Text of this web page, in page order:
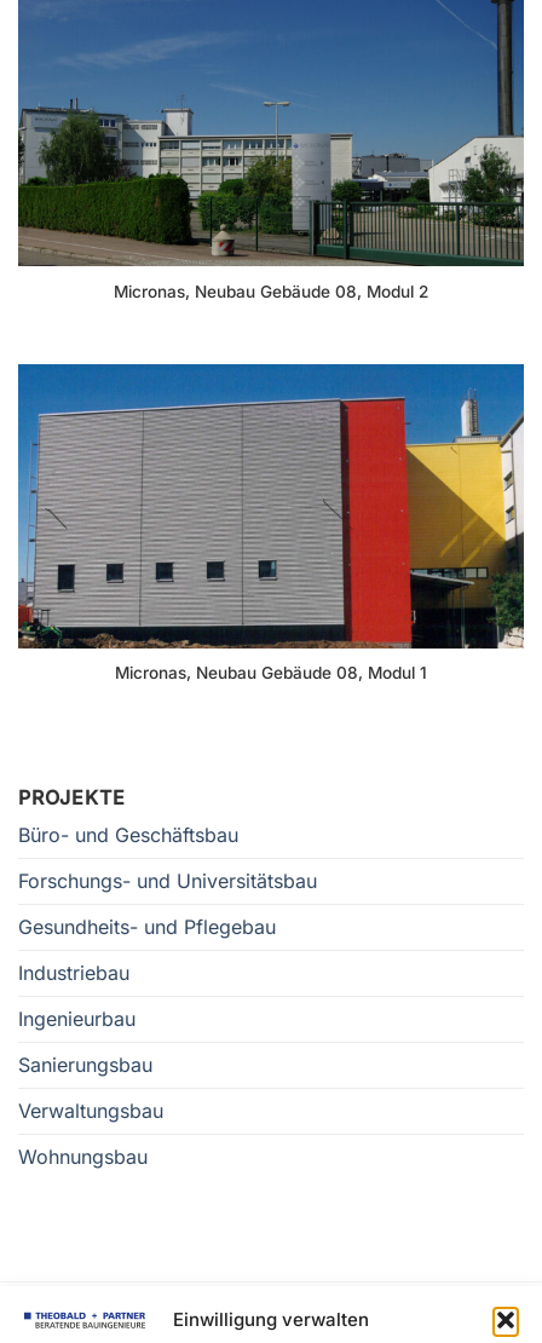
Einwilligung verwalten
Micronas, Neubau Gebäude 08, Modul 2
Micronas, Neubau Gebäude 08, Modul 1
PROJEKTE
Büro- und Geschäftsbau
Forschungs- und Universitätsbau
Gesundheits- und Pflegebau
Industriebau
Ingenieurbau
Sanierungsbau
Verwaltungsbau
Wohnungsbau
THEOBALD + PARTNER INGENIEURE MBB